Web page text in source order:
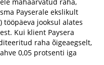
Payserale ekslikult
jooksul alates
Kui klient Paysera
raha õigeaegselt,
0,05 protsenti iga